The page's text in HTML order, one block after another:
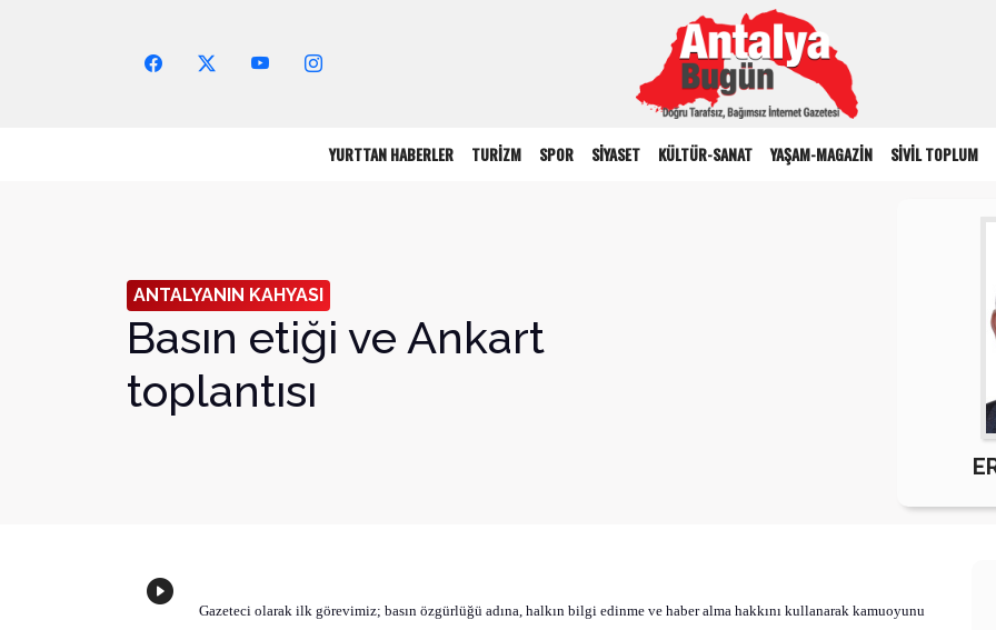
YURTTAN HABERLER TURİZM SPOR SİYASET KÜLTÜR-SANAT YAŞAM-MAGAZİN SİVİL TOPLUM
ANTALYANIN KAHYASI
Basın etiği ve Ankart
toplantısı
Gazeteci olarak ilk görevimiz; basın özgürlüğü adına, halkın bilgi edinme ve haber alma hakkını kullanarak kamuoyunu
Arama Yap!